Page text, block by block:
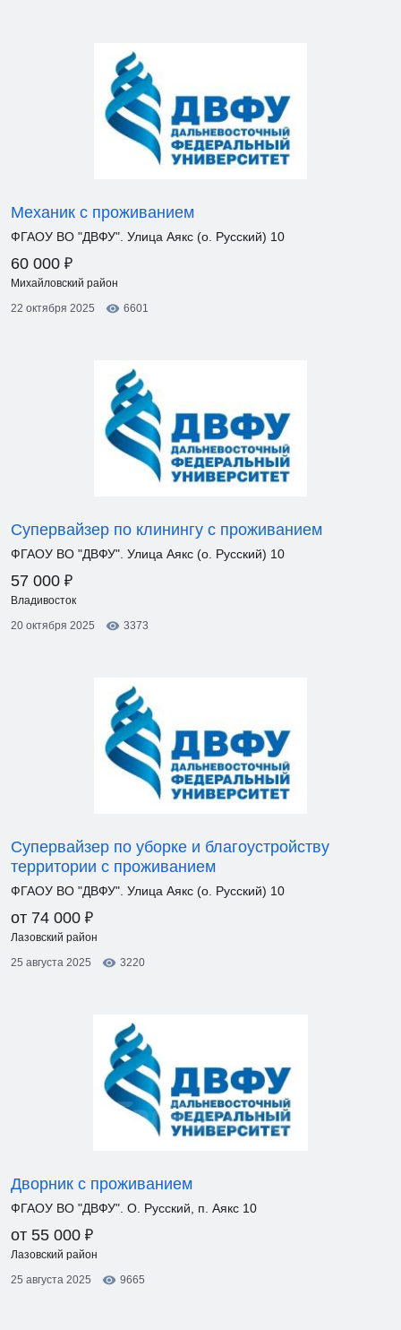
Механик с проживанием
ФГАОУ ВО "ДВФУ". Улица Аякс (о. Русский) 10
60 000 ₽
Михайловский район
22 октября 2025
6601
Супервайзер по клинингу с проживанием
ФГАОУ ВО "ДВФУ". Улица Аякс (о. Русский) 10
57 000 ₽
Владивосток
20 октября 2025
3373
Супервайзер по уборке и благоустройству
территории с проживанием
ФГАОУ ВО "ДВФУ". Улица Аякс (о. Русский) 10
от 74 000 ₽
Лазовский район
25 августа 2025
3220
Дворник с проживанием
ФГАОУ ВО "ДВФУ". О. Русский, п. Аякс 10
от 55 000 ₽
Лазовский район
25 августа 2025
9665